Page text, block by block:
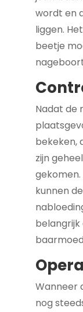
wordt en
liggen.
beetje
Nadat de
bekeken,
zijn
kunnen
Wanneer
nog